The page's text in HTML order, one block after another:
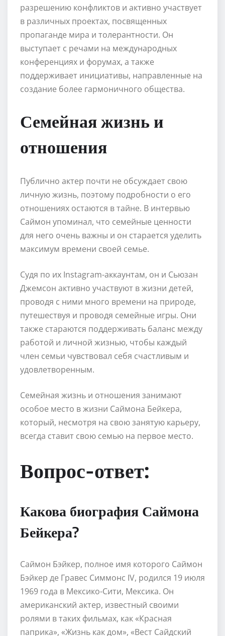
разрешению конфликтов и активно участвует
в различных проектах, посвященных
пропаганде мира и толерантности. Он
выступает с речами на международных
конференциях и форумах, а также
поддерживает инициативы, направленные на
создание более гармоничного общества.
Семейная жизнь и
отношения
Публично актер почти не обсуждает свою
личную жизнь, поэтому подробности о его
отношениях остаются в тайне. В интервью
Саймон упоминал, что семейные ценности
для него очень важны и он старается уделить
максимум времени своей семье.
Судя по их Instagram-аккаунтам, он и Сьюзан
Джемсон активно участвуют в жизни детей,
проводя с ними много времени на природе,
путешествуя и проводя семейные игры. Они
также стараются поддерживать баланс между
работой и личной жизнью, чтобы каждый
член семьи чувствовал себя счастливым и
удовлетворенным.
Семейная жизнь и отношения занимают
особое место в жизни Саймона Бейкера,
который, несмотря на свою занятую карьеру,
всегда ставит свою семью на первое место.
Вопрос-ответ:
Какова биография Саймона
Бейкера?
Саймон Бэйкер, полное имя которого Саймон
Бэйкер де Гравес Симмонс IV, родился 19 июля
1969 года в Мексико-Сити, Мексика. Он
американский актер, известный своими
ролями в таких фильмах, как «Красная
паприка», «Жизнь как дом», «Вест Сайдский